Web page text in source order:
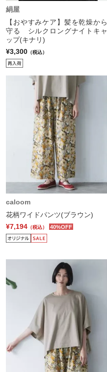
絹屋
【おやすみケア】髪を乾燥から
守る シルクロングナイトキャ
ップ(キナリ)
¥3,300 （税込）
caloom
花柄ワイドパンツ(ブラウン)
¥7,194 （税込） 40%OFF